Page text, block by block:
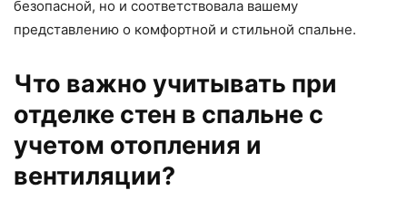
безопасной, но и соответствовала вашему
представлению о комфортной и стильной спальне.
Что важно учитывать при
отделке стен в спальне с
учетом отопления и
вентиляции?